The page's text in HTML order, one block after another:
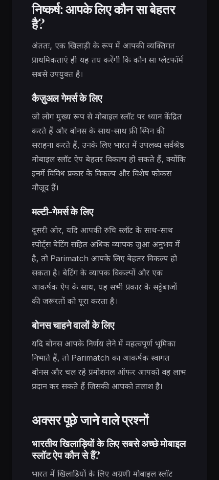
निष्कर्ष: आपके लिए कौन सा बेहतर
है?
अंततः, एक खिलाड़ी के रूप में आपकी व्यक्तिगत
प्राथमिकताएं ही यह तय करेंगी कि कौन सा प्लेटफॉर्म
सबसे उपयुक्त है।
कैज़ुअल गेमर्स के लिए
जो लोग मुख्य रूप से मोबाइल स्लॉट पर ध्यान केंद्रित
करते हैं और बोनस के साथ-साथ फ्री स्पिन की
सराहना करते हैं, उनके लिए भारत में उपलब्ध सर्वश्रेष्ठ
मोबाइल स्लॉट ऐप बेहतर विकल्प हो सकते हैं, क्योंकि
इनमें विविध प्रकार के विकल्प और विशेष फोकस
मौजूद हैं।
मल्टी-गेमर्स के लिए
दूसरी ओर, यदि आपकी रुचि स्लॉट के साथ-साथ
स्पोर्ट्स बेटिंग सहित अधिक व्यापक जुआ अनुभव में
है, तो Parimatch आपके लिए बेहतर विकल्प हो
सकता है। बेटिंग के व्यापक विकल्पों और एक
आकर्षक ऐप के साथ, यह सभी प्रकार के सट्टेबाजों
की जरूरतों को पूरा करता है।
बोनस चाहने वालों के लिए
यदि बोनस आपके निर्णय लेने में महत्वपूर्ण भूमिका
निभाते हैं, तो Parimatch का आकर्षक स्वागत
बोनस और चल रहे प्रमोशनल ऑफर आपको वह लाभ
प्रदान कर सकते हैं जिसकी आपको तलाश है।
अक्सर पूछे जाने वाले प्रश्नों
भारतीय खिलाड़ियों के लिए सबसे अच्छे मोबाइल
स्लॉट ऐप कौन से हैं?
भारत में खिलाड़ियों के लिए अग्रणी मोबाइल स्लॉट